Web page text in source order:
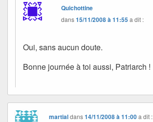
Quichottine
dans15/11/2008 à 11:55a dit :
Oui, sans aucun doute.
Bonne journée à toi aussi, Patriarch !
martialdans14/11/2008 à 11:00 a dit :